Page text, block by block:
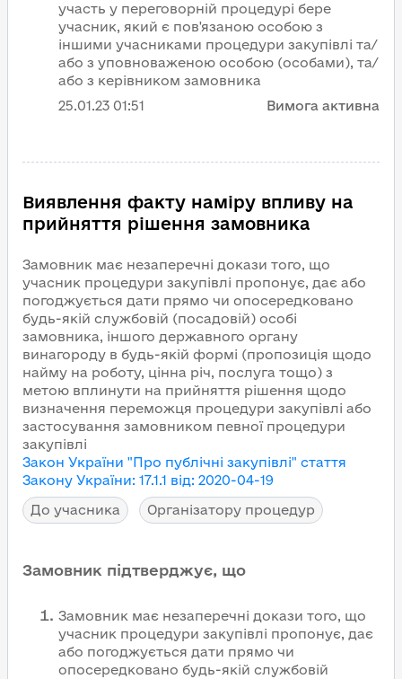
участь у переговорній процедурі бере
учасник, який є пов'язаною особою з
іншими учасниками процедури закупівлі та/
або з уповноваженою особою (особами), та/
або з керівником замовника
25.01.23 01:51 Вимога активна
Виявлення факту наміру впливу на
прийняття рішення замовника
Замовник має незаперечні докази того, що
учасник процедури закупівлі пропонує, дає або
погоджується дати прямо чи опосередковано
будь-якій службовій (посадовій) особі
замовника, іншого державного органу
винагороду в будь-якій формі (пропозиція щодо
найму на роботу, цінна річ, послуга тощо) з
метою вплинути на прийняття рішення щодо
визначення переможця процедури закупівлі або
застосування замовником певної процедури
закупівлі
Закон України "Про публічні закупівлі" стаття
Закону України: 17.1.1 від: 2020-04-19
До учасника
Організатору процедур
Замовник підтверджує, що
Замовник має незаперечні докази того, що
учасник процедури закупівлі пропонує, дає
або погоджується дати прямо чи
опосередковано будь-якій службовій